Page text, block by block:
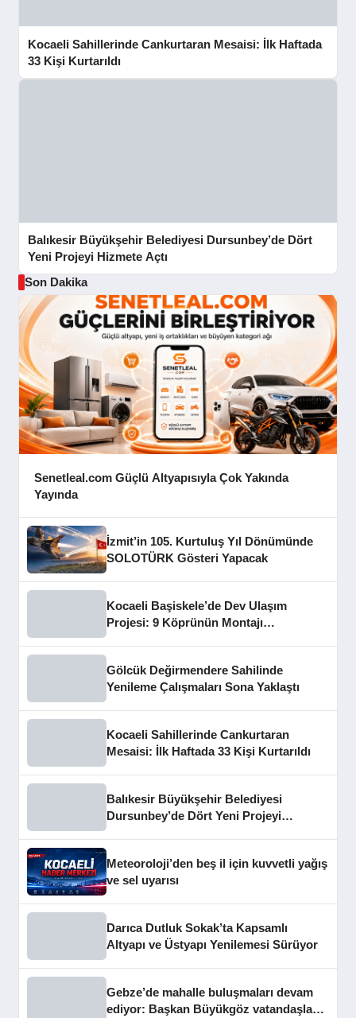
Kocaeli Sahillerinde Cankurtaran Mesaisi: İlk Haftada
33 Kişi Kurtarıldı
Balıkesir Büyükşehir Belediyesi Dursunbey’de Dört
Yeni Projeyi Hizmete Açtı
Son Dakika
Senetleal.com Güçlü Altyapısıyla Çok Yakında
Yayında
İzmit’in 105. Kurtuluş Yıl Dönümünde
SOLOTÜRK Gösteri Yapacak
Kocaeli Başiskele’de Dev Ulaşım
Projesi: 9 Köprünün Montajı
Gölcük Değirmendere Sahilinde
Yenileme Çalışmaları Sona Yaklaştı
Kocaeli Sahillerinde Cankurtaran
Mesaisi: İlk Haftada 33 Kişi Kurtarıldı
Balıkesir Büyükşehir Belediyesi
Dursunbey’de Dört Yeni Projeyi
Meteoroloji’den beş il için kuvvetli yağış
ve sel uyarısı
Darıca Dutluk Sokak’ta Kapsamlı
Altyapı ve Üstyapı Yenilemesi Sürüyor
Gebze’de mahalle buluşmaları devam
ediyor: Başkan Büyükgöz vatandaşları